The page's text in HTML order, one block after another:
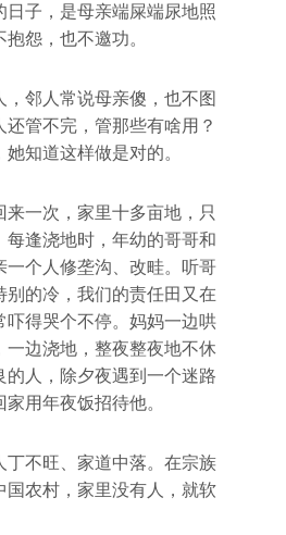
日子，是母亲端屎端尿地照
怨，也不邀功。
，邻人常说母亲傻，也不图
管不完，管那些有啥用？
知道这样做是对的。
来一次，家里十多亩地，只
每逢浇地时，年幼的哥哥和
一个人修垄沟、改畦。听哥
别的冷，我们的责任田又在
吓得哭个不停。妈妈一边哄
一边浇地，整夜整夜地不休
的人，除夕夜遇到一个迷路
用年夜饭招待他。
丁不旺、家道中落。在宗族
国农村，家里没有人，就软